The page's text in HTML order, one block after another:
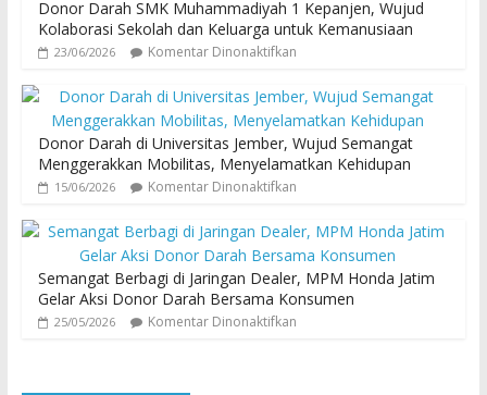
Donor Darah SMK Muhammadiyah 1 Kepanjen, Wujud
Kolaborasi Sekolah dan Keluarga untuk Kemanusiaan
23/06/2026 Komentar Dinonaktifkan
Donor Darah di Universitas Jember, Wujud Semangat
Menggerakkan Mobilitas, Menyelamatkan Kehidupan
15/06/2026 Komentar Dinonaktifkan
Semangat Berbagi di Jaringan Dealer, MPM Honda Jatim
Gelar Aksi Donor Darah Bersama Konsumen
25/05/2026 Komentar Dinonaktifkan